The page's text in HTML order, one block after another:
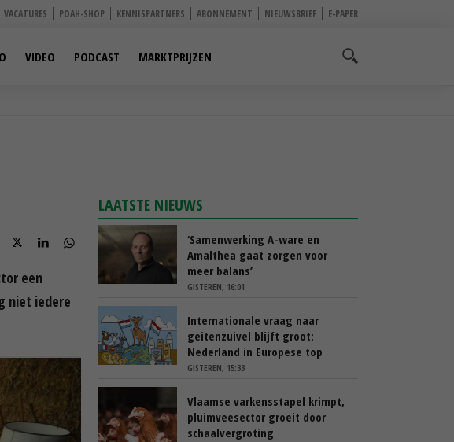
VACATURES POAH-SHOP KENNISPARTNERS ABONNEMENT NIEUWSBRIEF E-PAPER
VIDEO PODCAST MARKTPRIJZEN
een
niet iedere
LAATSTE NIEUWS
‘Samenwerking A-ware en
Amalthea gaat zorgen voor
meer balans’
GISTEREN, 16:01
Internationale vraag naar
geitenzuivel blijft groot:
Nederland in Europese top
GISTEREN, 15:33
Vlaamse varkensstapel krimpt,
pluimveesector groeit door
schaalvergroting